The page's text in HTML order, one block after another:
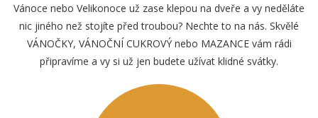
Vánoce nebo Velikonoce už zase klepou na dveře a vy neděláte
nic jiného než stojíte před troubou? Nechte to na nás. Skvělé
VÁNOČKY, VÁNOČNÍ CUKROVÝ nebo MAZANCE vám rádi
připravíme a vy si už jen budete užívat klidné svátky.